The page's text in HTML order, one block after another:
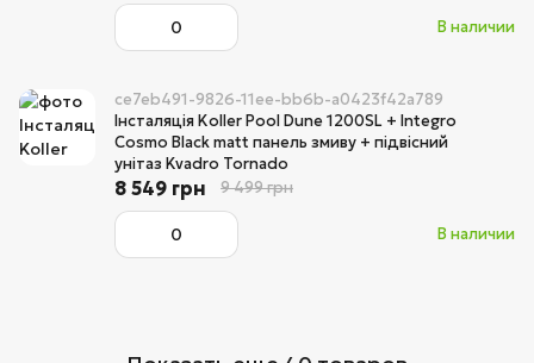
В наличии
ce7eb491-9826-11ee-bb6b-a0423f42a789
Інсталяція Koller Pool Dune 1200SL + Integro
Cosmo Black matt панель змиву + підвісний
унітаз Kvadro Tornado
В наличии
8 549 грн 9 499 грн